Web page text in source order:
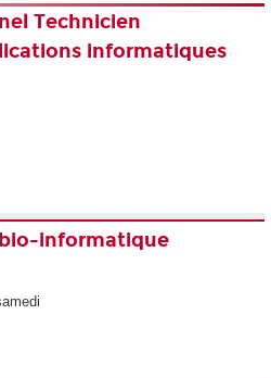
Technicien
informatiques
informatique